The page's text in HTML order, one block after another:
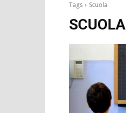
Tags Scuola
SCUOLA